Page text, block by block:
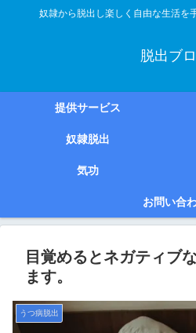
奴隷から脱出し楽しく自由な生活を
脱出ブ
提供サービス
奴隷脱出
気功
お問い合
目覚めるとネガティブ
ます。
うつ病脱出